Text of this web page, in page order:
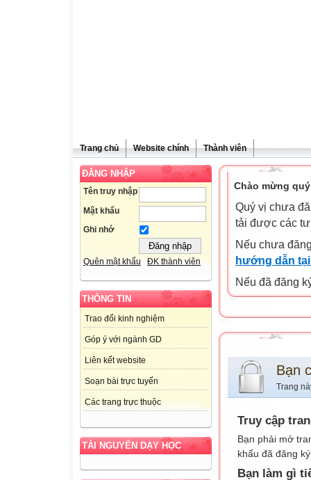
Trang chủ Website chính Thành viên
ĐĂNG NHẬP
Tên truy nhập
Mật khẩu
Ghi nhớ
Quên mật khẩu ĐK thành viên
THÔNG TIN
Trao đổi kinh nghiệm
Góp ý với ngành GD
Liên kết website
Soạn bài trực tuyến
Các trang trực thuộc
TÀI NGUYÊN DẠY HỌC
Chào mừng
Quý vị chưa
tải được các
Nếu chưa
hướng dẫn
Nếu đã đăng
Bạn
Trang
Truy cập
Bạn phải mở
khẩu đã đăng
Bạn làm gì